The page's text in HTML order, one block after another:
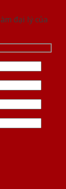
đại lý của